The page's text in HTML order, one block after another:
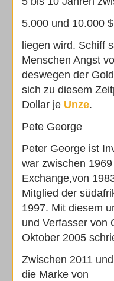
5.000 und 10.000 $
liegen wird. Schiff
Menschen Angst
deswegen der
sich zu diesem
Dollar je Unze.
Pete George
Peter George ist
war zwischen
Exchange,von
Mitglied der
1997. Mit diesem
und Verfasser von
Oktober 2005
Zwischen 2011
die Marke von